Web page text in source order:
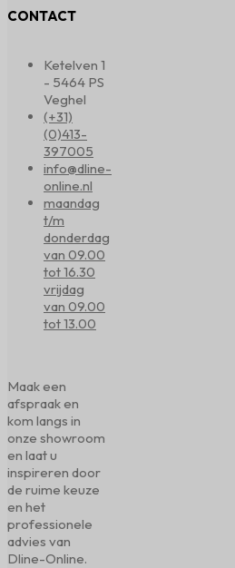
CONTACT
Ketelven 1
- 5464 PS
Veghel
(+31)
(0)413-
397005
info@dline-
online.nl
maandag
t/m
donderdag
van 09.00
tot 16.30
vrijdag
van 09.00
tot 13.00
Maak een
afspraak en
kom langs in
onze showroom
en laat u
inspireren door
de ruime keuze
en het
professionele
advies van
Dline-Online.